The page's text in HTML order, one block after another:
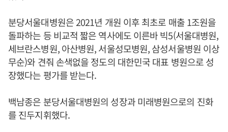
분당서울대병원은 2021년 개원 이후 최초로 매출 1조원을
돌파하는 등 비교적 짧은 역사에도 이른바 빅5(서울대병원,
세브란스병원, 아산병원, 서울성모병원, 삼성서울병원 이상
무순)와 견줘 손색없을 정도의 대한민국 대표 병원으로 성
장했다는 평가를 받는다.
백남종은 분당서울대병원의 성장과 미래병원으로의 진화
를 진두지휘했다.